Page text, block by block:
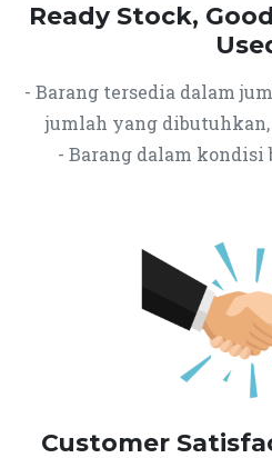
Ready Stock,
- Barang tersedia dalam
jumlah yang
- Barang dalam kondisi
Customer